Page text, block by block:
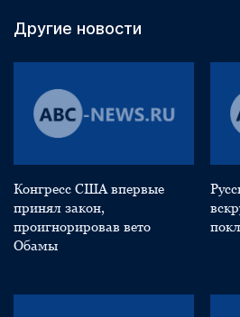
Другие новости
Конгресс США впервые
принял закон,
проигнорировав вето
Обамы